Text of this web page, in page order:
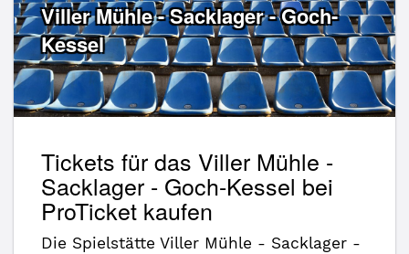
Viller Mühle - Sacklager - Goch-
Kessel
Tickets für das Viller Mühle -
Sacklager - Goch-Kessel bei
ProTicket kaufen
Die Spielstätte Viller Mühle - Sacklager -